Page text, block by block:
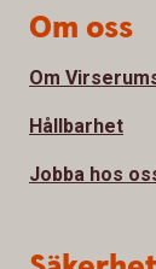
Om oss
Om
Hållbarhet
Jobba hos